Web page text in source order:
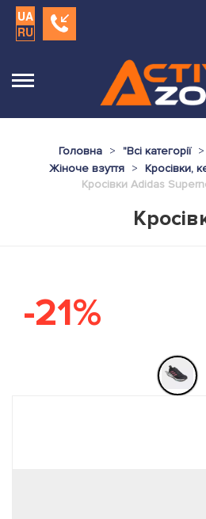
UA
RU
Головна "Всі категорії
Жіноче взуття
Кросівки,
Кросівки Adidas
-21%